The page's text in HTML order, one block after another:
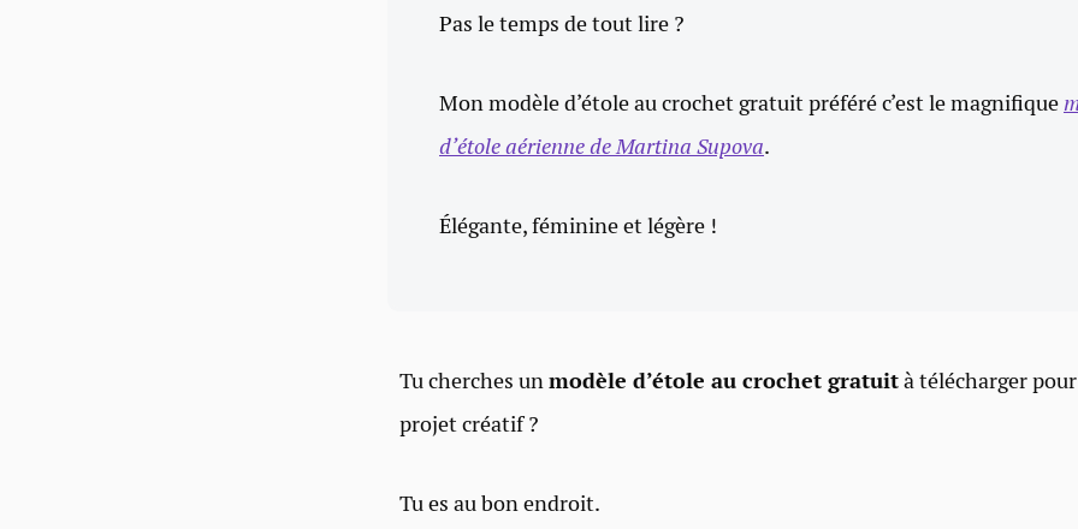
Pas le temps de tout lire ?
Mon modèle d’étole au crochet gratuit préféré c’est le magnifique
d’étole aérienne de Martina Supova.
Élégante, féminine et légère !
Tu cherches unmodèle d’étole au crochet gratuità télécharger
projet créatif ?
Tu es au bon endroit.